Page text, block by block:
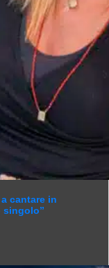
cantare in
singolo”